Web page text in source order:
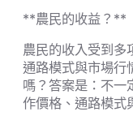
**農民的收益？**
農民的收入受到多
通路模式與市場行
嗎？答案是：不一
作價格、通路模式